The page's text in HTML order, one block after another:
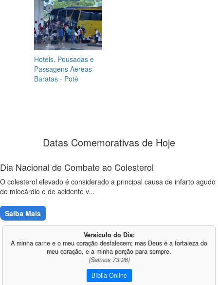
Hotéis, Pousadas e
Passagens Aéreas
Baratas - Poté
Datas Comemorativas de Hoje
Dia Nacional de Combate ao Colesterol
O colesterol elevado é considerado a principal causa de infarto agudo
do miocárdio e de acidente v...
Saiba Mais
Versículo do Dia:
A minha carne e o meu coração desfalecem; mas Deus é a fortaleza do
meu coração, e a minha porção para sempre.
(Salmos 73:26)
Bíblia Online